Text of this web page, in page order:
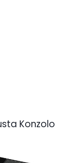
Konzolo